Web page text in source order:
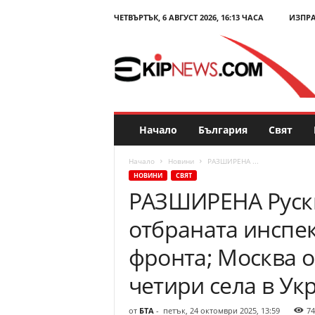
ЧЕТВЪРТЪК, 6 АВГУСТ 2026, 16:13 ЧАСА
E
p
N
Начало България Свят
Начало Новини РАЗШИРЕНА ...
НОВИНИ СВЯТ
РАЗШИРЕНА
отбраната
фронта; Москва
четири села в
от БТА- петък, 24 октомври 2025, 13:59 74